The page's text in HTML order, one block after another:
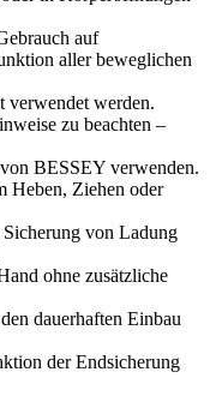
auf
aller beweglichen
verwendet werden.
zu beachten –
BESSEY verwenden.
Heben, Ziehen oder
von Ladung
ohne zusätzliche
dauerhaften Einbau
der Endsicherung